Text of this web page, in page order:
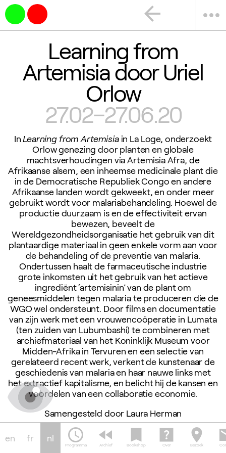
more_horiz
arrow_back
Learning from
Artemisia door Uriel
Orlow
27.02–27.06.20
InLearning from Artemisiain La Loge, onderzoekt
Orlow genezing door planten en globale
machtsverhoudingen via Artemisia Afra, de
Afrikaanse alsem, een inheemse medicinale plant die
in de Democratische Republiek Congo en andere
Afrikaanse landen wordt gekweekt, en onder meer
gebruikt wordt voor malariabehandeling. Hoewel de
productie duurzaam is en de effectiviteit ervan
bewezen, beveelt de
Wereldgezondheidsorganisatie het gebruik van dit
plantaardige materiaal in geen enkele vorm aan voor
de behandeling of de preventie van malaria.
Ondertussen haalt de farmaceutische industrie
grote inkomsten uit het gebruik van het actieve
ingrediënt ‘artemisinin’ van de plant om
geneesmiddelen tegen malaria te produceren die de
WGO wel ondersteunt. Door films en documentatie
van zijn werk met een vrouwencoöperatie in Lumata
(ten zuiden van Lubumbashi) te combineren met
archiefmateriaal van het Koninklijk Museum voor
Midden-Afrika in Tervuren en een selectie van
gerelateerd recent werk, verkent de kunstenaar de
geschiedenis van malaria en haar nauwe links met
het extractief kapitalisme, en belicht hij de kansen en
voordelen van een collaboratie economie.
Samengesteld door Laura Herman
Tentoonstellingstekst
en fr nl schedule
Programma
fast_rewind
Archief
bookmark
Bookshop
help_center
Over
location_on
Bezoek